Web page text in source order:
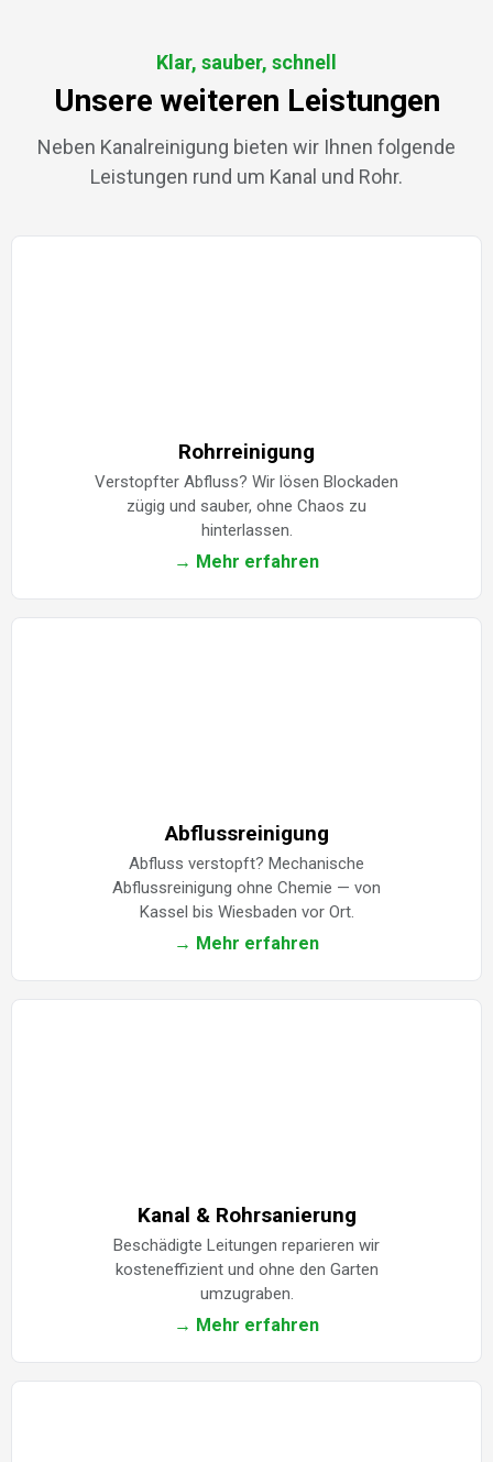
Klar, sauber, schnell
Unsere weiteren Leistungen
Neben Kanalreinigung bieten wir Ihnen folgende
Leistungen rund um Kanal und Rohr.
Rohrreinigung
Verstopfter Abfluss? Wir lösen Blockaden
zügig und sauber, ohne Chaos zu
hinterlassen.
→ Mehr erfahren
Abflussreinigung
Abfluss verstopft? Mechanische
Abflussreinigung ohne Chemie — von
Kassel bis Wiesbaden vor Ort.
→ Mehr erfahren
Kanal & Rohrsanierung
Beschädigte Leitungen reparieren wir
kosteneffizient und ohne den Garten
umzugraben.
→ Mehr erfahren